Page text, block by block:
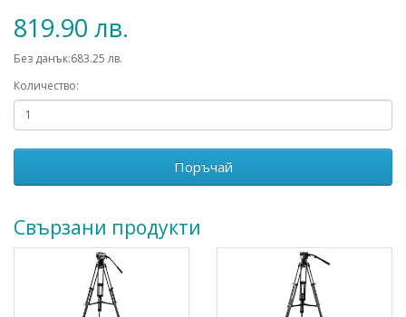
819.90 лв.
Без данък:683.25 лв.
Количество:
Поръчай
Свързани продукти